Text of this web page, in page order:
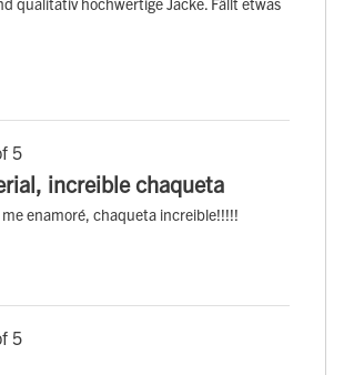
5
increible chaqueta
me enamoré, chaqueta increible!!!!!
5